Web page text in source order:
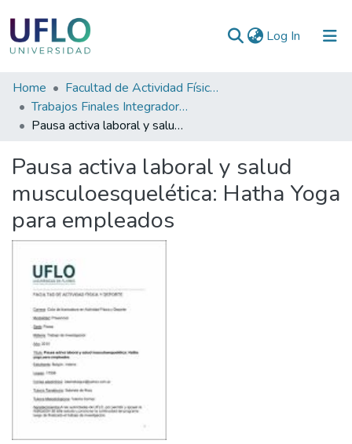
Log In (current)
Communities
&
Collections
All of RIUFLO
Statistics
Home
Facultad de Actividad Física y Deporte
Trabajos Finales Integradores (TFI) de la Licenciatura en Actividad Física y Deporte
Pausa activa laboral y salud musculoesquelética: Hatha Yoga para empleados
Pausa activa laboral y salud
musculoesquelética: Hatha Yoga
para empleados